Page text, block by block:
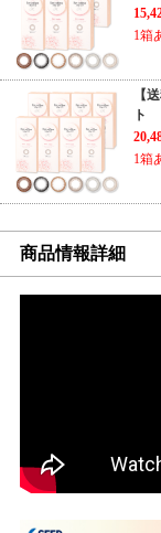
1箱
【
ト
1箱
商品情報詳細